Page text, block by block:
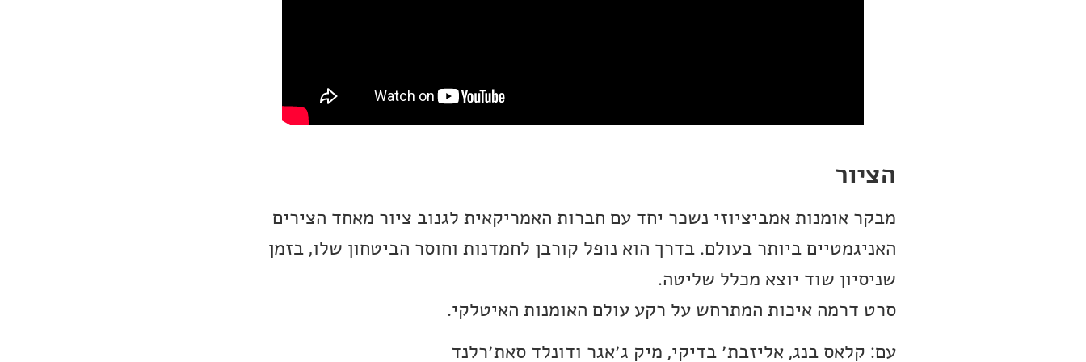
הציור
מבקר אומנות אמביציוזי נשכר יחד עם חברות האמריקאית לגנוב ציור מאחד הצירים
האניגמטיים ביותר בעולם. בדרך הוא נופל קורבן לחמדנות וחוסר הביטחון שלו, בזמן
שניסיון שוד יוצא מכלל שליטה.
סרט דרמה איכות המתרחש על רקע עולם האומנות האיטלקי.
עם: קלאס בנג, אליזבת׳ בדיקי, מיק ג׳אגר ודונלד סאת׳רלנד